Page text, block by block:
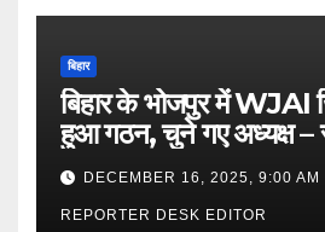
बिहार
बिहार के भोजपुर में WJAI
हुआ गठन, चुने गए अध्यक्ष –
DECEMBER 16, 2025, 9:00 AM
REPORTER DESK EDITOR